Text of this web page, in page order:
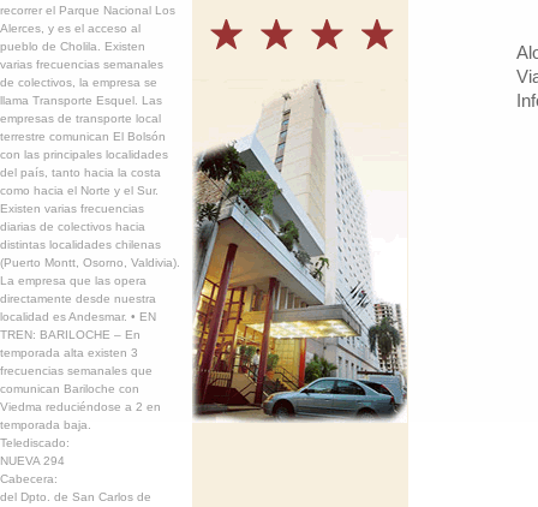
recorrer el Parque Nacional Los
Alerces, y es el acceso al
pueblo de Cholila. Existen
varias frecuencias semanales
de colectivos, la empresa se
llama Transporte Esquel. Las
empresas de transporte local
terrestre comunican El Bolsón
con las principales localidades
del país, tanto hacia la costa
como hacia el Norte y el Sur.
Existen varias frecuencias
diarias de colectivos hacia
distintas localidades chilenas
(Puerto Montt, Osorno, Valdivia).
La empresa que las opera
directamente desde nuestra
localidad es Andesmar. • EN
TREN: BARILOCHE – En
temporada alta existen 3
frecuencias semanales que
comunican Bariloche con
Viedma reduciéndose a 2 en
temporada baja.
Telediscado:
NUEVA 294
Cabecera:
del Dpto. de San Carlos de